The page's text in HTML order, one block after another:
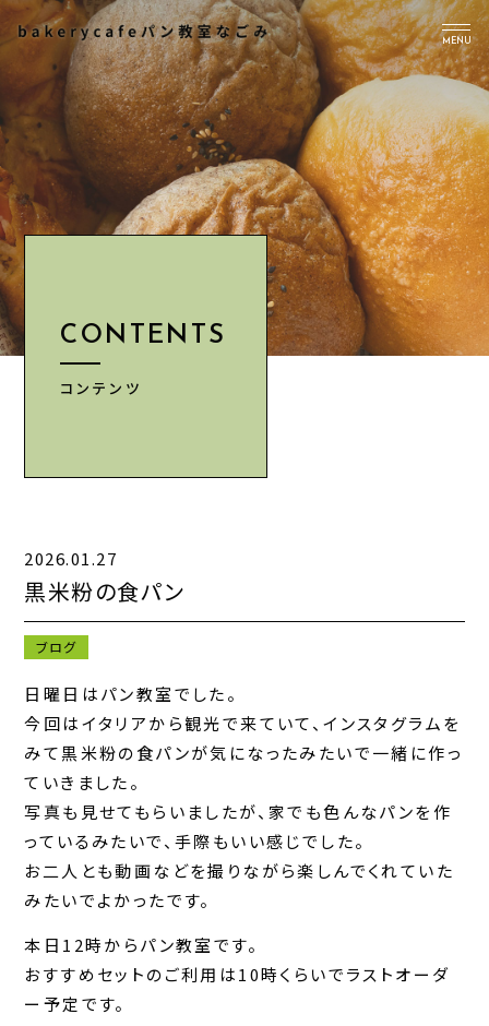
MENU
TOP
PICK UP
ABOUT US
Instagram
CONTENTS
NEWS
CONTACT
お知らせ一覧
お問い合わせフォーム
CONTENTS
コンテンツ
2026.01.27
黒米粉の食パン
ブログ
日曜日はパン教室でした。
今回はイタリアから観光で来ていて、インスタグラムを
みて黒米粉の食パンが気になったみたいで一緒に作っ
ていきました。
写真も見せてもらいましたが、家でも色んなパンを作
っているみたいで、手際もいい感じでした。
お二人とも動画などを撮りながら楽しんでくれていた
みたいでよかったです。
本日12時からパン教室です。
おすすめセットのご利用は10時くらいでラストオーダ
ー予定です。